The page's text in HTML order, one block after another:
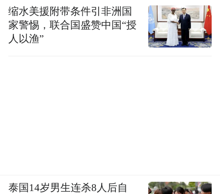
缩水美援附带条件引非洲国
家警惕，联合国盛赞中国“授
人以渔”
泰国14岁男生连杀8人后自